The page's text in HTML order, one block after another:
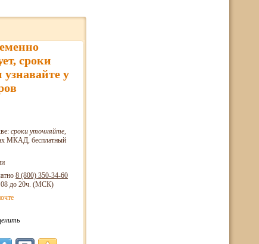
сроки
узнавайте у
сроки уточняйте,
МКАД, бесплатный
8 (800) 350-34-60
08 до 20ч. (МСК)